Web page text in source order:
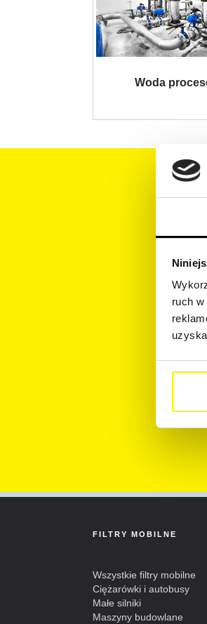
ruch
Woda
FILTRY MOBILNE
Wszystkie filtry mobilne
Ciężarówki i autobusy
Małe silniki
Maszyny budowlane